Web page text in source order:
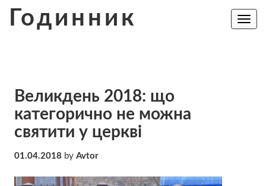
Годинник
Toggle
Великдень 2018: що
категорично не можна
святити у церкві
01.04.2018 by Avtor